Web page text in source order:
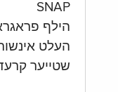
SNAP
הילף
העלט
שטייער